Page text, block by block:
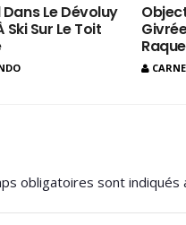
Le Dévoluy
Ski Sur Le Toit
obligatoires sont indiqués